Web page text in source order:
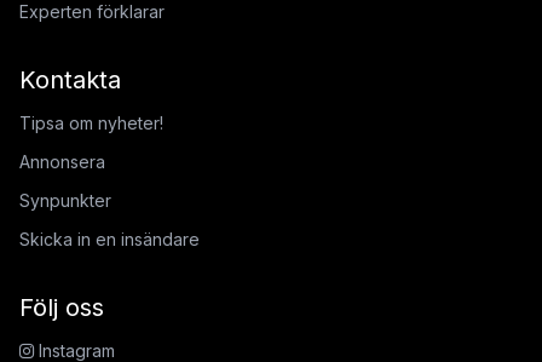
Experten förklarar
Kontakta
Tipsa om nyheter!
Annonsera
Synpunkter
Skicka in en insändare
Följ oss
Instagram